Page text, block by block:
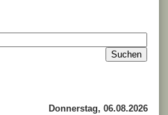
Donnerstag, 06.08.2026